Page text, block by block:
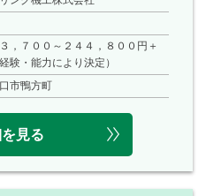
，７００～２４４，８００円＋
験・能力により決定）
市鴨方町
見る